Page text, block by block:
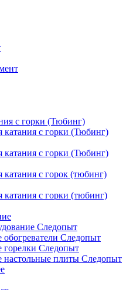
с горки (Тюбинг)
катания с горки (Тюбинг)
катания с горки (Тюбинг)
катания с горок (тюбинг)
катания с горки (тюбинг)
Следопыт
обогреватели Следопыт
горелки Следопыт
настольные плиты Следопыт